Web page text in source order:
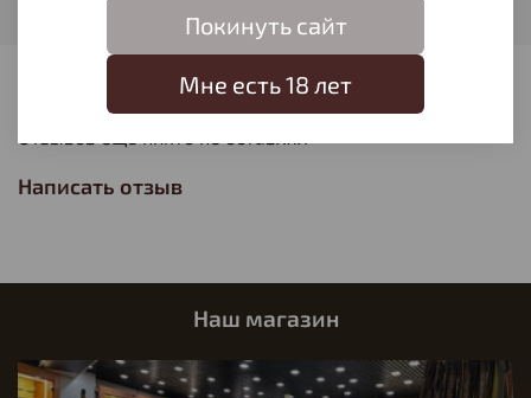
Написать отзыв
Наш магазин
Покинуть сайт
Мне есть 18 лет